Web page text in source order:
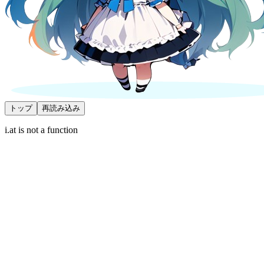
トップ 再読み込み
i.at is not a function